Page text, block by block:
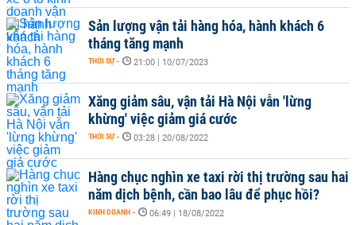
Sản lượng vận tải hàng hóa, hành khách 6
tháng tăng mạnh
THỜI SỰ - 21:00 | 10/07/2023
Xăng giảm sâu, vận tải Hà Nội vẫn 'lừng
khừng' việc giảm giá cước
THỜI SỰ - 03:28 | 20/08/2022
Hàng chục nghìn xe taxi rời thị trường sau hai
năm dịch bệnh, cần bao lâu để phục hồi?
KINH DOANH - 06:49 | 18/08/2022